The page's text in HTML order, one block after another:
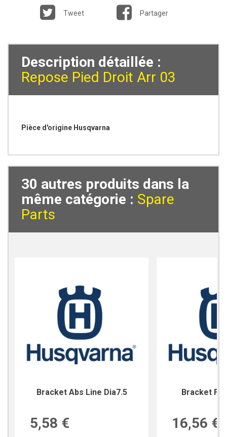
Tweet Partager
Description détaillée :
Repose Pied Droit Arr 03
Pièce d'origine Husqvarna
30 autres produits dans la
même catégorie : Spare
Parts
Bracket Abs Line Dia7.5
5,58 €
Bracket
16,56 €